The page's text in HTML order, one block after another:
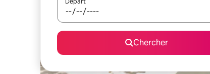
Chercher